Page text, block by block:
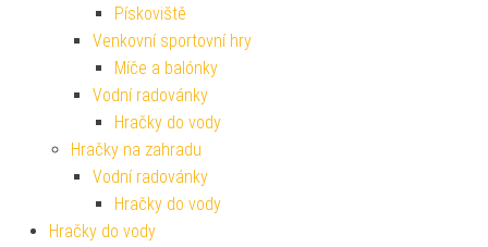
Pískoviště
Venkovní sportovní hry
Míče a balónky
Vodní radovánky
Hračky do vody
Hračky na zahradu
Vodní radovánky
Hračky do vody
Hračky do vody